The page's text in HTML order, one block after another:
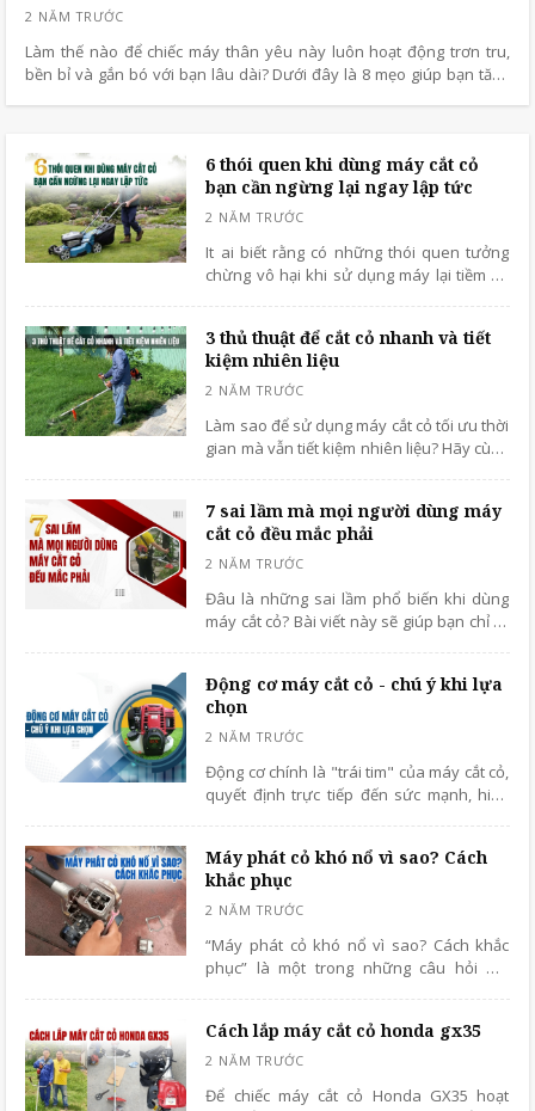
Làm thế nào để chiếc máy thân yêu này luôn hoạt động trơn tru,
bền bỉ và gắn bó với bạn lâu dài? Dưới đây là 8 mẹo giúp bạn tăng
6 thói quen khi dùng máy cắt cỏ
bạn cần ngừng lại ngay lập tức
It ai biết rằng có những thói quen tưởng
chừng vô hại khi sử dụng máy lại tiềm ẩn
toàn của chính bạn. Hãy đọc ngay bài viết
này để nhận diện và loại bỏ 6 thói quen
khi dùng máy cắt cỏ bạn cần ngừng lại
3 thủ thuật để cắt cỏ nhanh và tiết
kiệm nhiên liệu
Làm sao để sử dụng máy cắt cỏ tối ưu thời
gian mà vẫn tiết kiệm nhiên liệu? Hãy cùng
trong bài viết dưới đây!
7 sai lầm mà mọi người dùng máy
cắt cỏ đều mắc phải
Đâu là những sai lầm phổ biến khi dùng
máy cắt cỏ? Bài viết này sẽ giúp bạn chỉ ra
cắt cỏ
Động cơ máy cắt cỏ - chú ý khi lựa
chọn
Động cơ chính là "trái tim" của máy cắt cỏ,
quyết định trực tiếp đến sức mạnh, hiệu
tiết về bộ phận này và những lưu ý khi lựa
động cơ máy cắt cỏ đảm bảo đáp ứng
được nhu cầu sử dụng của bạn.
Máy phát cỏ khó nổ vì sao? Cách
khắc phục
“Máy phát cỏ khó nổ vì sao? Cách khắc
phục” là một trong những câu hỏi mà
chúng tôi sẽ chỉ ra các nguyên nhân và
cách khắc phục tình trạng máy cắt khó nổ,
kéo dài tuổi thọ.
Cách lắp máy cắt cỏ honda gx35
Để chiếc máy cắt cỏ Honda GX35 hoạt